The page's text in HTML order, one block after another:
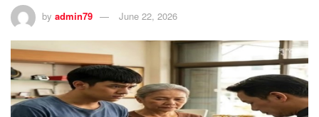
by admin79 June 22, 2026